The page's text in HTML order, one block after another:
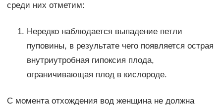
среди них отметим:
Нередко наблюдается выпадение петли
пуповины, в результате чего появляется острая
внутриутробная гипоксия плода,
ограничивающая плод в кислороде.
С момента отхождения вод женщина не должна